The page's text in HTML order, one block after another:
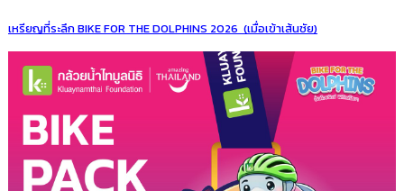
เหรียญที่ระลึก BIKE FOR THE DOLPHINS 2026 (เมื่อเข้าเส้นชัย)